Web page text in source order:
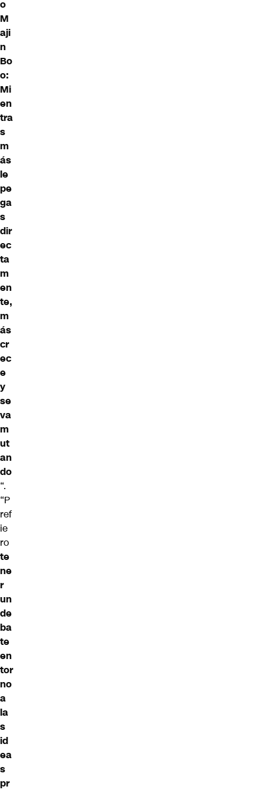
o
M
aji
n
Bo
o:
Mi
en
tra
s
m
ás
le
pe
ga
s
dir
ec
ta
m
en
te,
m
ás
cr
ec
e
y
se
va
m
ut
an
do
“.
“P
ref
ie
ro
te
ne
r
un
de
ba
te
en
tor
no
a
la
s
id
ea
s
pr